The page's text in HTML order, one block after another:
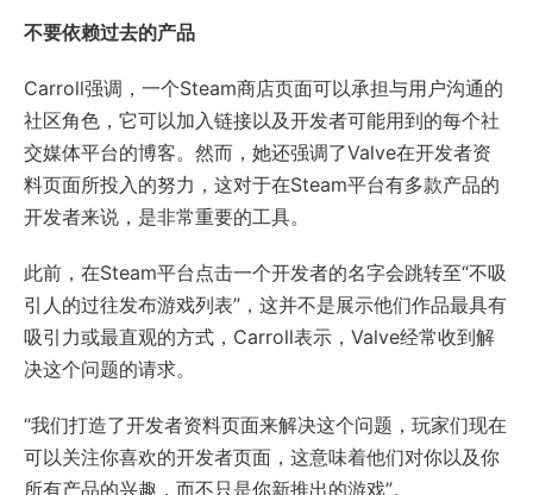
不要依赖过去的产品
Carroll强调，一个Steam商店页面可以承担与用户沟通的
社区角色，它可以加入链接以及开发者可能用到的每个社
交媒体平台的博客。然而，她还强调了Valve在开发者资
料页面所投入的努力，这对于在Steam平台有多款产品的
开发者来说，是非常重要的工具。
此前，在Steam平台点击一个开发者的名字会跳转至“不吸
引人的过往发布游戏列表”，这并不是展示他们作品最具有
吸引力或最直观的方式，Carroll表示，Valve经常收到解
决这个问题的请求。
“我们打造了开发者资料页面来解决这个问题，玩家们现在
可以关注你喜欢的开发者页面，这意味着他们对你以及你
所有产品的兴趣，而不只是你新推出的游戏”。